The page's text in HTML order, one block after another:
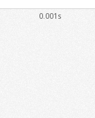
0.001s